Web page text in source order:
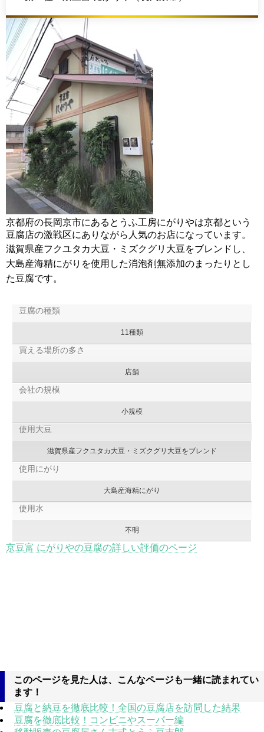
京都府の長岡京市にあるとうふ工房にがりやは京都という
豆腐店の激戦区にありながら人気のお店になっています。
滋賀県産フクユタカ大豆・ミズクグリ大豆をブレンドし、
大島産海精にがりを使用した消泡剤無添加のまったりとし
た豆腐です。
豆腐の種類
11種類
買える場所の多さ
店舗
会社の規模
小規模
使用大豆
滋賀県産フクユタカ大豆・ミズクグリ大豆をブレンド
使用にがり
大島産海精にがり
使用水
不明
京豆富 にがりやの豆腐の詳しい評価のページ
このページを見た人は、こんなページも一緒に読まれてい
ます！
豆腐と納豆を徹底比較！全国の豆腐店を訪問した結果
豆腐を徹底比較！コンビニやスーパー編